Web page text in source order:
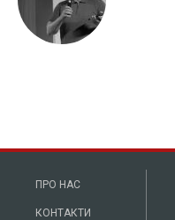
ПРО НАС
КОНТАКТИ